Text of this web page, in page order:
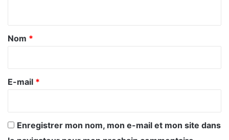
a
e
Nom *
E-mail *
Enregistrer mon nom, mon e-mail et mon site dans